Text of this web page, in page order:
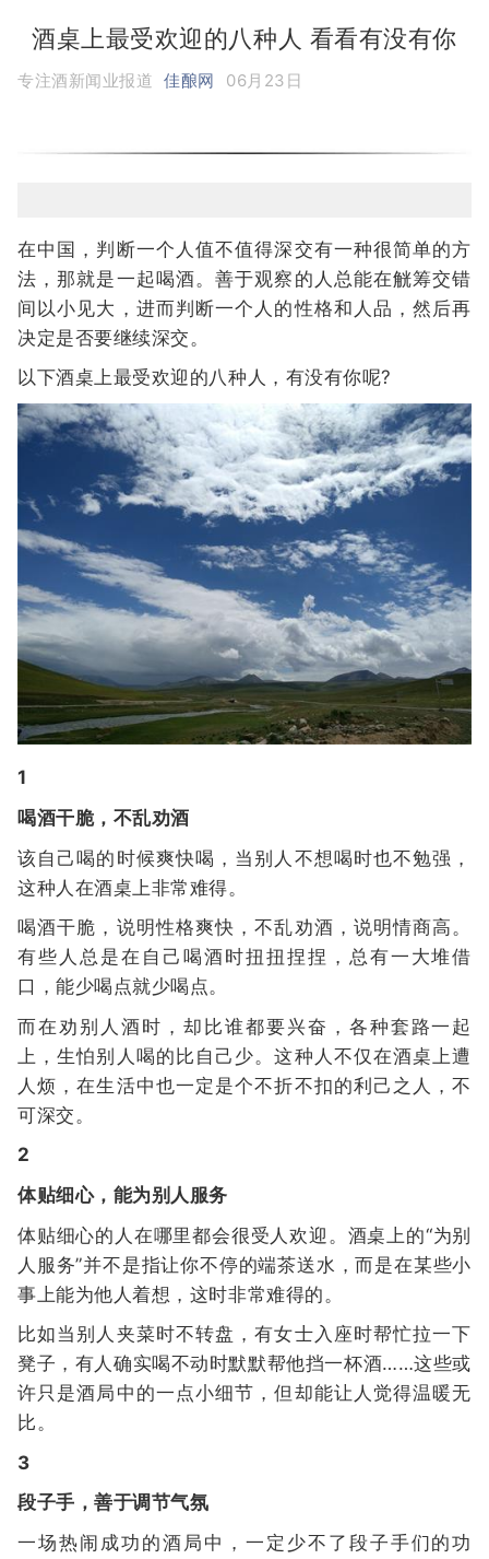
酒桌上最受欢迎的八种人 看看有没有你
专注酒新闻业报道 佳酿网 06月23日
在中国，判断一个人值不值得深交有一种很简单的方
法，那就是一起喝酒。善于观察的人总能在觥筹交错
间以小见大，进而判断一个人的性格和人品，然后再
决定是否要继续深交。
以下酒桌上最受欢迎的八种人，有没有你呢?
1
喝酒干脆，不乱劝酒
该自己喝的时候爽快喝，当别人不想喝时也不勉强，
这种人在酒桌上非常难得。
喝酒干脆，说明性格爽快，不乱劝酒，说明情商高。
有些人总是在自己喝酒时扭扭捏捏，总有一大堆借
口，能少喝点就少喝点。
而在劝别人酒时，却比谁都要兴奋，各种套路一起
上，生怕别人喝的比自己少。这种人不仅在酒桌上遭
人烦，在生活中也一定是个不折不扣的利己之人，不
可深交。
2
体贴细心，能为别人服务
体贴细心的人在哪里都会很受人欢迎。酒桌上的“为别
人服务”并不是指让你不停的端茶送水，而是在某些小
事上能为他人着想，这时非常难得的。
比如当别人夹菜时不转盘，有女士入座时帮忙拉一下
凳子，有人确实喝不动时默默帮他挡一杯酒……这些或
许只是酒局中的一点小细节，但却能让人觉得温暖无
比。
3
段子手，善于调节气氛
一场热闹成功的酒局中，一定少不了段子手们的功